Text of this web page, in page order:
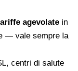
agevolate in
— vale sempre la
centri di salute